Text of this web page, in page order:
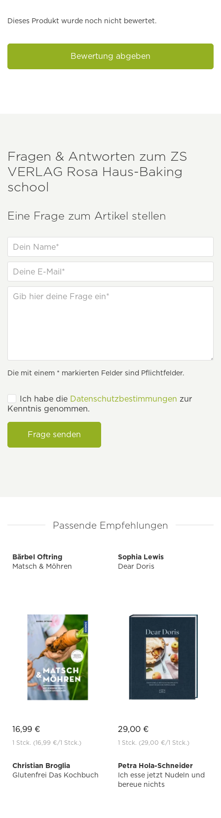
Dieses Produkt wurde noch nicht bewertet.
Bewertung abgeben
Fragen & Antworten zum ZS
VERLAG Rosa Haus-Baking
school
Eine Frage zum Artikel stellen
Die mit einem * markierten Felder sind Pflichtfelder.
Ich habe die Datenschutzbestimmungen zur
Kenntnis genommen.
Frage senden
Passende Empfehlungen
Bärbel Oftring
Matsch & Möhren
16,99 €
1 Stck. (16,99 €/1 Stck.)
Sophia Lewis
Dear Doris
29,00 €
1 Stck. (29,00 €/1 Stck.)
Christian Broglia
Glutenfrei Das Kochbuch
Petra Hola-Schneider
Ich esse jetzt Nudeln und
bereue nichts